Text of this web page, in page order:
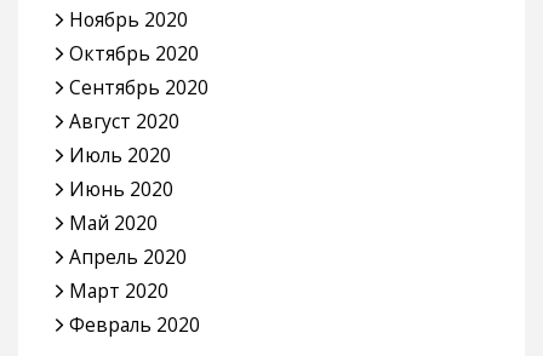
Ноябрь 2020
Октябрь 2020
Сентябрь 2020
Август 2020
Июль 2020
Июнь 2020
Май 2020
Апрель 2020
Март 2020
Февраль 2020